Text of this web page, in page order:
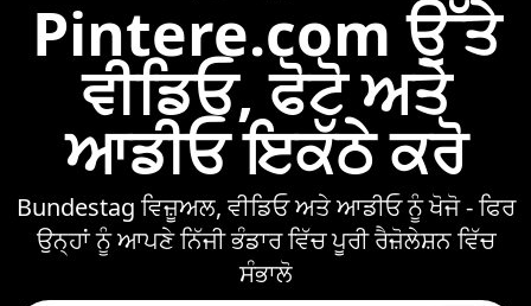
Pintere.com ਉੱਤੇ
ਵੀਡਿਓ, ਫੋਟੋ ਅਤੇ
ਆਡੀਓ ਇਕੱਠੇ ਕਰੋ
Bundestag ਵਿਜ਼ੂਅਲ, ਵੀਡਿਓ ਅਤੇ ਆਡੀਓ ਨੂੰ ਖੋਜੋ - ਫਿਰ
ਉਨ੍ਹਾਂ ਨੂੰ ਆਪਣੇ ਨਿੱਜੀ ਭੰਡਾਰ ਵਿੱਚ ਪੂਰੀ ਰੈਜ਼ੋਲੇਸ਼ਨ ਵਿੱਚ
ਸੰਭਾਲੋ